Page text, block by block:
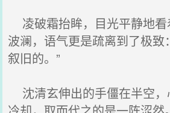
凌破霜抬眸，目光平静地看
波澜，语气更是疏离到了极致
叙旧的。”
沈清玄伸出的手僵在半空，